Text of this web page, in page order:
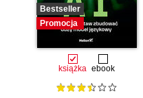
Bestseller
Promocja
książka ebook